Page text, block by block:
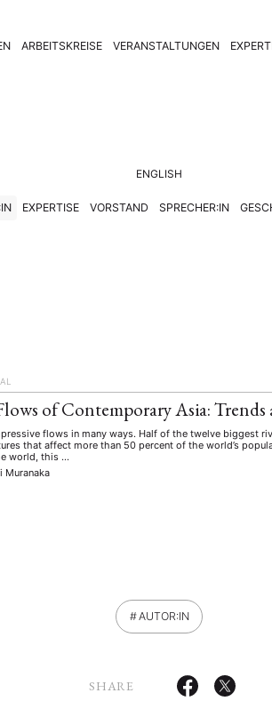
ARBEITSKREISE VERANSTALTUNGEN
ENGLISH
EXPERTISE VORSTAND SPRECHER:IN
of Contemporary Asia: Trends
flows in many ways. Half of the twelve biggest
that affect more than 50 percent of the world’s
world, this …
Muranaka
AUTOR:IN
SHARE